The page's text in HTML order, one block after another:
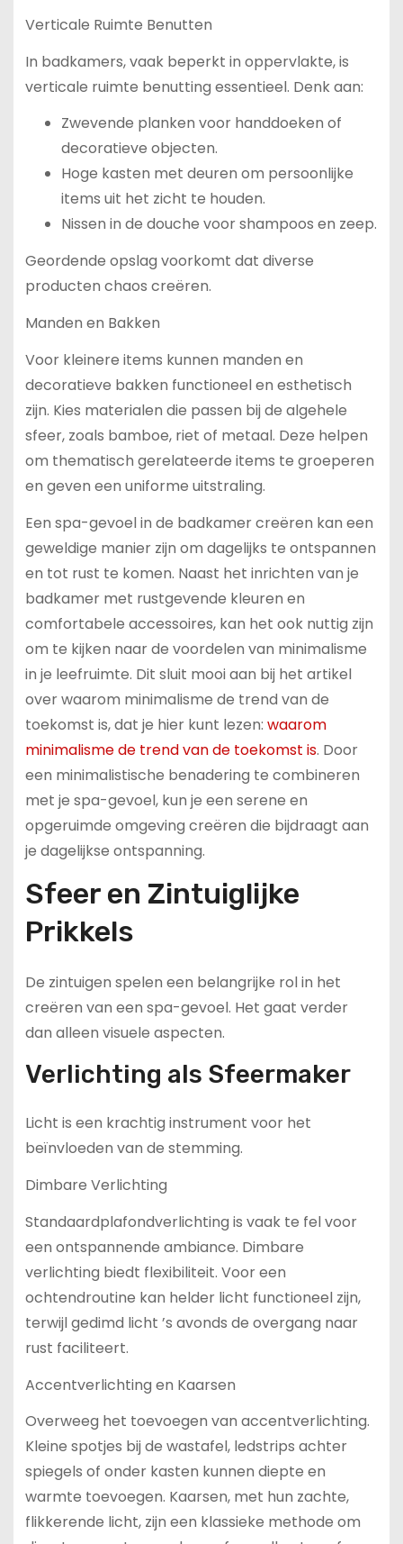
Verticale Ruimte Benutten
In badkamers, vaak beperkt in oppervlakte, is
verticale ruimte benutting essentieel. Denk aan:
Zwevende planken voor handdoeken of
decoratieve objecten.
Hoge kasten met deuren om persoonlijke
items uit het zicht te houden.
Nissen in de douche voor shampoos en zeep.
Geordende opslag voorkomt dat diverse
producten chaos creëren.
Manden en Bakken
Voor kleinere items kunnen manden en
decoratieve bakken functioneel en esthetisch
zijn. Kies materialen die passen bij de algehele
sfeer, zoals bamboe, riet of metaal. Deze helpen
om thematisch gerelateerde items te groeperen
en geven een uniforme uitstraling.
Een spa-gevoel in de badkamer creëren kan een
geweldige manier zijn om dagelijks te ontspannen
en tot rust te komen. Naast het inrichten van je
badkamer met rustgevende kleuren en
comfortabele accessoires, kan het ook nuttig zijn
om te kijken naar de voordelen van minimalisme
in je leefruimte. Dit sluit mooi aan bij het artikel
over waarom minimalisme de trend van de
toekomst is, dat je hier kunt lezen: waarom
minimalisme de trend van de toekomst is. Door
een minimalistische benadering te combineren
met je spa-gevoel, kun je een serene en
opgeruimde omgeving creëren die bijdraagt aan
je dagelijkse ontspanning.
Sfeer en Zintuiglijke
Prikkels
De zintuigen spelen een belangrijke rol in het
creëren van een spa-gevoel. Het gaat verder
dan alleen visuele aspecten.
Verlichting als Sfeermaker
Licht is een krachtig instrument voor het
beïnvloeden van de stemming.
Dimbare Verlichting
Standaardplafondverlichting is vaak te fel voor
een ontspannende ambiance. Dimbare
verlichting biedt flexibiliteit. Voor een
ochtendroutine kan helder licht functioneel zijn,
terwijl gedimd licht ’s avonds de overgang naar
rust faciliteert.
Accentverlichting en Kaarsen
Overweeg het toevoegen van accentverlichting.
Kleine spotjes bij de wastafel, ledstrips achter
spiegels of onder kasten kunnen diepte en
warmte toevoegen. Kaarsen, met hun zachte,
flikkerende licht, zijn een klassieke methode om